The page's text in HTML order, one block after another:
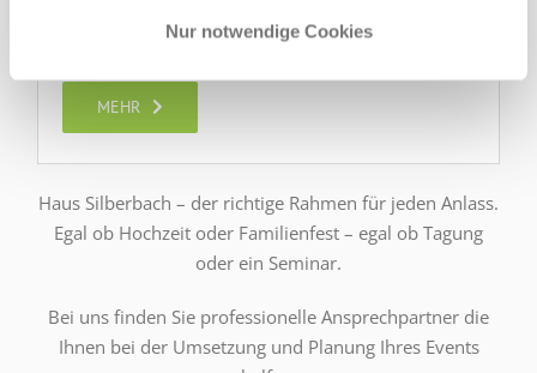
Nur notwendige Cookies
Gruppenreisen
MEHR
Haus Silberbach – der richtige Rahmen für jeden Anlass.
Egal ob Hochzeit oder Familienfest – egal ob Tagung
oder ein Seminar.
Bei uns finden Sie professionelle Ansprechpartner die
Ihnen bei der Umsetzung und Planung Ihres Events